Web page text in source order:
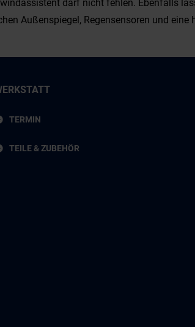
darf nicht fehlen. Ebenfalls
Außenspiegel, Regensensoren und eine
TERMIN
TEILE & ZUBEHÖR